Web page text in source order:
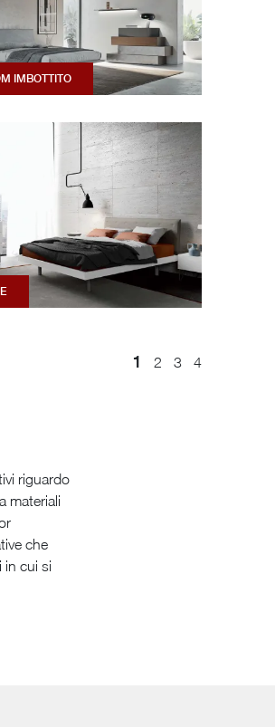
IMBOTTITO
1 2 3 4
riguardo
materiali
che
in cui si